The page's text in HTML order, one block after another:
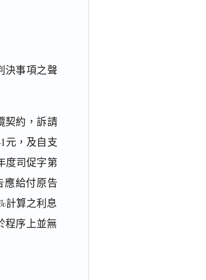
決事項之聲
契約，訴請
元，及自支
度司促字第
應給付原告
計算之利息
程序上並無